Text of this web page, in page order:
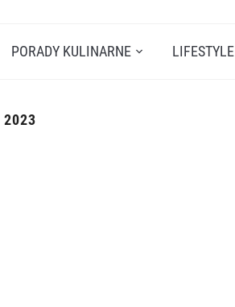
PORADY KULINARNE LIFESTYLE
2023